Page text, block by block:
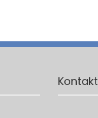
Kontakt